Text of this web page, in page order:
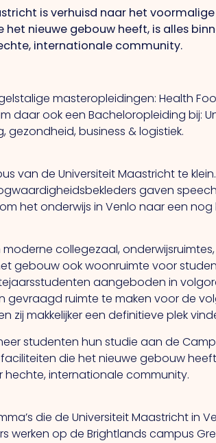
is verhuisd naar het
nieuwe gebouw heeft, is alles
internationale community.
masteropleidingen: Health
daar ook een Bacheloropleiding bij:
gezondheid, business & logistiek.
van de Universiteit Maastricht te
gaven
het onderwijs in Venlo naar een
collegezaal,
gebouw ook woonruimte voor
aangeboden in
ruimte te maken voor de
zij makkelijker een definitieve plek
studenten hun studie aan de
die het nieuwe gebouw
internationale community.
die de Universiteit Maastricht in
werken op de Brightlands campus